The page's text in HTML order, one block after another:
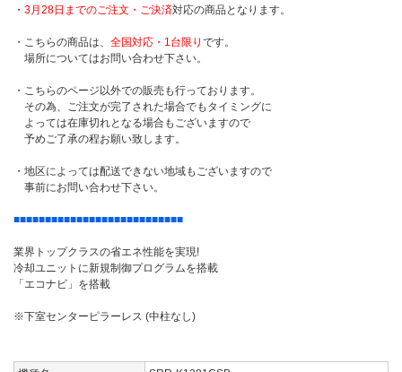
・ 3月28日までのご注文・ご決済対応の商品となります。
・こちらの商品は、 全国対応・1台限り です。
場所についてはお問い合わせ下さい。
・こちらのページ以外での販売も行っております。
その為、ご注文が完了された場合でもタイミングに
よっては在庫切れとなる場合もございますので
予めご了承の程お願い致します。
・地区によっては配送できない地域もございますので
事前にお問い合わせ下さい。
■■■■■■■■■■■■■■■■■■■■■■■■■■■
業界トップクラスの省エネ性能を実現!
冷却ユニットに新規制御プログラムを搭載
「エコナビ」を搭載
※下室センターピラーレス (中柱なし)